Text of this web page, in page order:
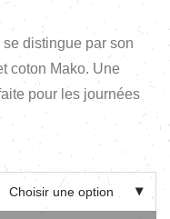
distingue par son
coton Mako. Une
pour les journées
Choisir une option